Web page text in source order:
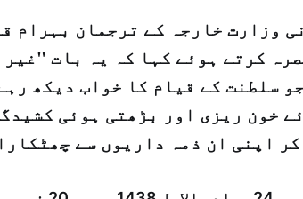
وزارت خارجہ کے ترجمان بہرام
کرتے ہوئے کہا کہ یہ بات
سلطنت کے قیام کا خواب دیکھ
خون ریزی اور بڑھتی ہوئی